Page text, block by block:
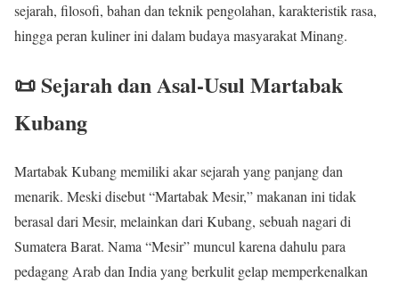
sejarah, filosofi, bahan dan teknik pengolahan, karakteristik rasa,
hingga peran kuliner ini dalam budaya masyarakat Minang.
📜 Sejarah dan Asal-Usul Martabak
Kubang
Martabak Kubang memiliki akar sejarah yang panjang dan
menarik. Meski disebut “Martabak Mesir,” makanan ini tidak
berasal dari Mesir, melainkan dari Kubang, sebuah nagari di
Sumatera Barat. Nama “Mesir” muncul karena dahulu para
pedagang Arab dan India yang berkulit gelap memperkenalkan